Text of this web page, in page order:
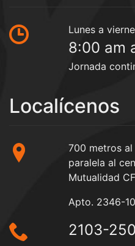
Lunes a
8:00 am
Jornada
Localícenos
700 metros al
paralela al
Mutualidad
Apto. 2346-
2103-